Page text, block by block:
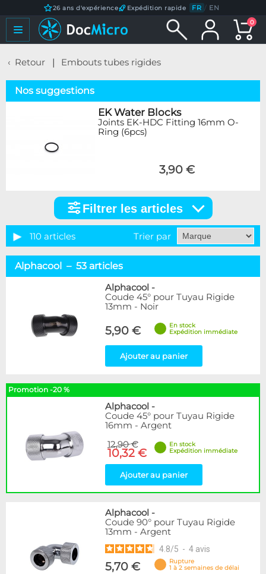
26 ans d'expérience Expédition rapide FR / EN
0
Retour Embouts tubes rigides
Nos suggestions
EK Water Blocks
Joints EK-HDC Fitting 16mm O-
Ring (6pcs)
3,90 €
articles
Catégorie
Rigides 12 mm
34
16
37
Marque
53
12
EK Water Blocks
9
2
Thermal Grizzly
XSPC
41
1
46
3
Rouge
2
Vert
Filtrer les articles
110 articles Trier par
Alphacool – 53 articles
Alphacool -
Coude 45° pour Tuyau Rigide
13mm - Noir
5,90 €
En stock
Expédition immédiate
Ajouter au panier
Promotion -20 %
Alphacool -
Coude 45° pour Tuyau Rigide
16mm - Argent
12,90 €
10,32 €
En stock
Expédition immédiate
Ajouter au panier
Alphacool -
Coude 90° pour Tuyau Rigide
13mm - Argent
4.8/5 - 4 avis
5,70 €
Rupture
1 à 2 semaines de délai